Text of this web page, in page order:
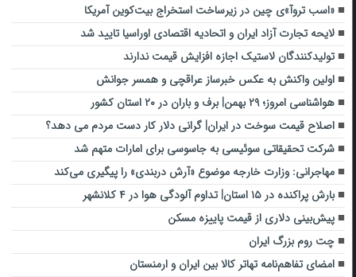
«اسب تروآ»ی چین در زیرساخت استخراج بیت‌کوین آمریکا
لایحه تجارت آزاد ایران و اتحادیه اقتصادی اوراسیا تایید شد
تولیدکنندگان لاستیک اجازه افزایش قیمت ندارند
اولین واکنش به عکس خبرساز عراقچی و همسر جوانش
هواشناسی امروز؛ ۲۹ بهمن| برف و باران در ۲۰ استان کشور
اصلاح قیمت سوخت در ایران| گرانی دلار کار دست مردم می دهد؟
شرکت تحقیقاتی سوئیسی به جاسوسی برای امارات متهم شد
مهاجرانی: وزارت خارجه موضوع «آرش دربندی» را پیگیری می‌کند
بارش پراکنده در ۱۵ استان| تداوم آلودگی هوا در ۴ کلانشهر
پیش‌بینی دلاری از قیمت پاییزه مسکن
چت روم بزرگ ایران
امضای تفاهم‌نامه تهاتر کالا بین ایران و ارمنستان